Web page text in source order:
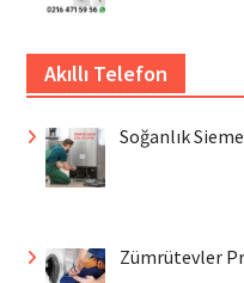
Akıllı Telefon
Soğanlık
Zümrütevler